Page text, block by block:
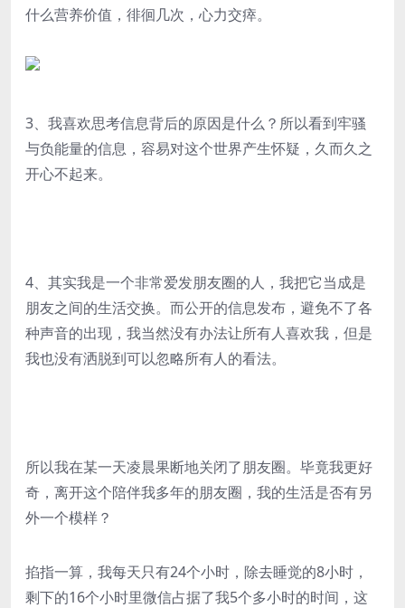
什么营养价值，徘徊几次，心力交瘁。
3、我喜欢思考信息背后的原因是什么？所以看到牢骚
与负能量的信息，容易对这个世界产生怀疑，久而久之
开心不起来。
4、其实我是一个非常爱发朋友圈的人，我把它当成是
朋友之间的生活交换。而公开的信息发布，避免不了各
种声音的出现，我当然没有办法让所有人喜欢我，但是
我也没有洒脱到可以忽略所有人的看法。
所以我在某一天凌晨果断地关闭了朋友圈。毕竟我更好
奇，离开这个陪伴我多年的朋友圈，我的生活是否有另
外一个模样？
掐指一算，我每天只有24个小时，除去睡觉的8小时，
剩下的16个小时里微信占据了我5个多小时的时间，这